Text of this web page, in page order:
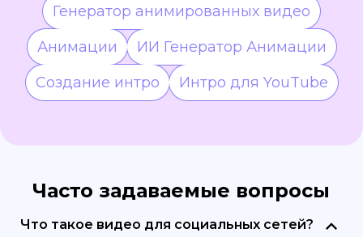
Генератор анимированных видео
Анимации
ИИ Генератор Анимации
Создание интро
Интро для YouTube
Часто задаваемые вопросы
Что такое видео для социальных сетей?